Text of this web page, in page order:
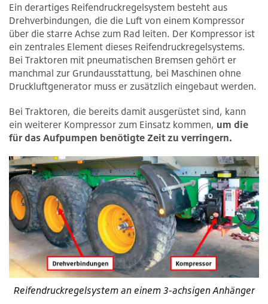
Ein derartiges Reifendruckregelsystem besteht aus
Drehverbindungen, die die Luft von einem Kompressor
über die starre Achse zum Rad leiten. Der Kompressor ist
ein zentrales Element dieses Reifendruckregelsystems.
Bei Traktoren mit pneumatischen Bremsen gehört er
manchmal zur Grundausstattung, bei Maschinen ohne
Druckluftgenerator muss er zusätzlich eingebaut werden.
Bei Traktoren, die bereits damit ausgerüstet sind, kann
ein weiterer Kompressor zum Einsatz kommen, um die
für das Aufpumpen benötigte Zeit zu verringern.
Reifendruckregelsystem an einem 3-achsigen Anhänger